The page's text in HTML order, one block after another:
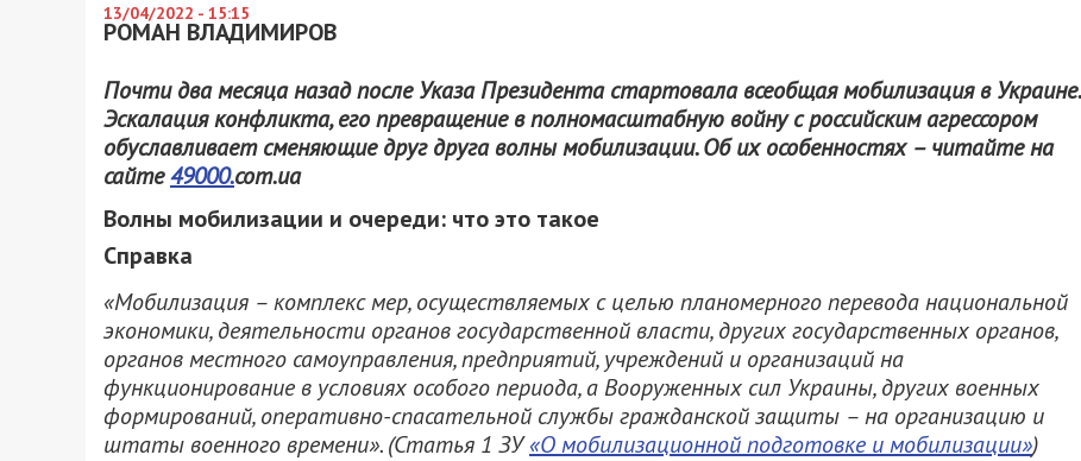
13/04/2022 - 15:15
РОМАН ВЛАДИМИРОВ
Почти два месяца назад после Указа Президента стартовала всеобщая мобилизация в Украине.
Эскалация конфликта, его превращение в полномасштабную войну с российским агрессором
обуславливает сменяющие друг друга волны мобилизации. Об их особенностях – читайте на
сайте49000.com.ua
Волны мобилизации и очереди: что это такое
Справка
«Мобилизация – комплекс мер, осуществляемых с целью планомерного перевода национальной
экономики, деятельности органов государственной власти, других государственных органов,
органов местного самоуправления, предприятий, учреждений и организаций на
функционирование в условиях особого периода, а Вооруженных сил Украины, других военных
формирований, оперативно-спасательной службы гражданской защиты – на организацию и
штаты военного времени». (Статья 1 ЗУ«О мобилизационной подготовке и мобилизации»)